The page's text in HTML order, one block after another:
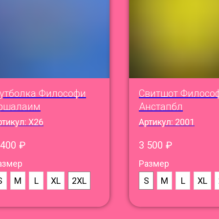
Философи
X26
₽
M L XL 2XL
Свитшот
Анстапбл
Артикул: 2001
3 500 ₽
Размер
S
M L XL